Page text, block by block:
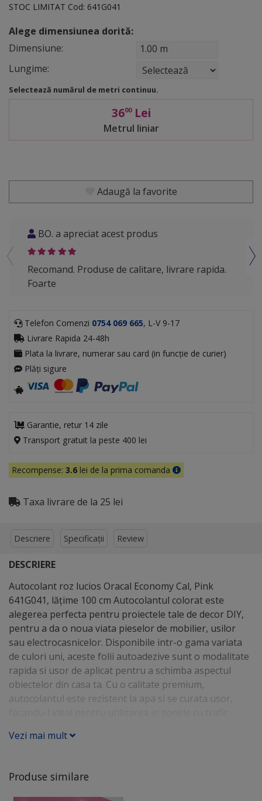
STOC LIMITAT Cod: 641G041
Alege dimensiunea dorită:
Dimensiune:
1.00 m
Lungime:
Selectează numărul de metri continuu.
3600Lei
Metrul liniar
Adaugă la favorite
BO. a apreciat acest produs
Recomand. Produse de calitare, livrare rapida.
Foarte
Telefon Comenzi 0754 069 665, L-V 9-17
Livrare Rapida 24-48h
Plata la livrare, numerar sau card (in funcție de curier)
Plăți sigure
Garantie, retur 14 zile
Transport gratuit la peste 400 lei
Recompense: 3.6 lei de la prima comanda
Taxa livrare de la 25 lei
Descriere Specificații Review
DESCRIERE
Autocolant roz lucios Oracal Economy Cal, Pink
641G041, lățime 100 cm Autocolantul colorat este
alegerea perfecta pentru proiectele tale de decor DIY,
pentru a da o noua viata pieselor de mobilier, usilor
sau electrocasnicelor. Disponibile intr-o gama variata
de culori uni, aceste folii autoadezive sunt o modalitate
rapida si usor de aplicat pentru a schimba aspectul
obiectelor din casa ta. Cu o calitate premium,
autocolantul este rezistent la apa si se curata usor,
poate fi aplicat pe o varietate de suprafete: lemn, sticla,
locuintele private, cat si in spatiile publice: magazine,
locatii horeca, scoli sau gradinite. Folosind autocolant
Vezi mai mult
Produse similare